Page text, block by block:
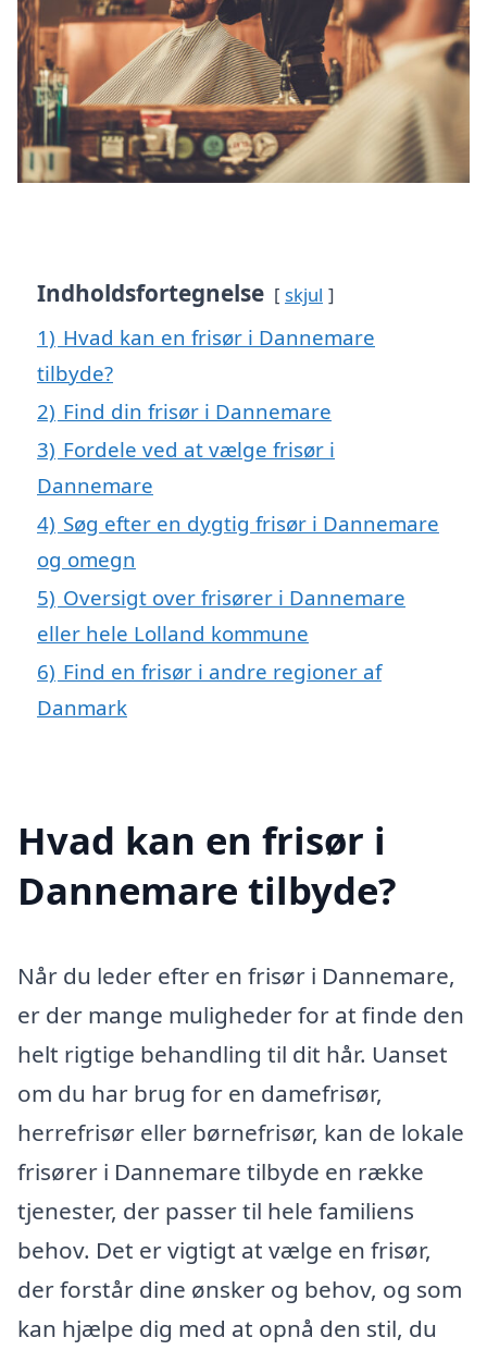
Indholdsfortegnelse skjul
1) Hvad kan en frisør i Dannemare
tilbyde?
2) Find din frisør i Dannemare
3) Fordele ved at vælge frisør i
Dannemare
4) Søg efter en dygtig frisør i Dannemare
og omegn
5) Oversigt over frisører i Dannemare
eller hele Lolland kommune
6) Find en frisør i andre regioner af
Danmark
Hvad kan en frisør i
Dannemare tilbyde?
Når du leder efter en frisør i Dannemare,
er der mange muligheder for at finde den
helt rigtige behandling til dit hår. Uanset
om du har brug for en damefrisør,
herrefrisør eller børnefrisør, kan de lokale
frisører i Dannemare tilbyde en række
tjenester, der passer til hele familiens
behov. Det er vigtigt at vælge en frisør,
der forstår dine ønsker og behov, og som
kan hjælpe dig med at opnå den stil, du